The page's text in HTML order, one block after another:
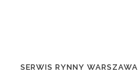
SERWIS RYNNY WARSZAWA